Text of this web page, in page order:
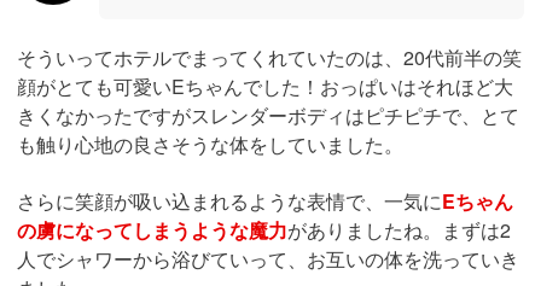
最高のルックスを持つ美女と対面！